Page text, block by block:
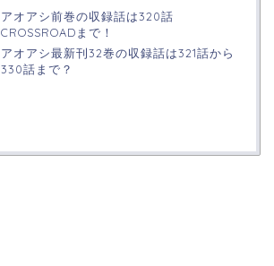
アオアシ前巻の収録話は320話
CROSSROADまで！
アオアシ最新刊32巻の収録話は321話から
330話まで？